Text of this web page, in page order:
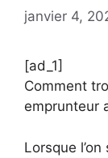
janvier 4,
[ad_1]
Comment
emprunteur
Lorsque